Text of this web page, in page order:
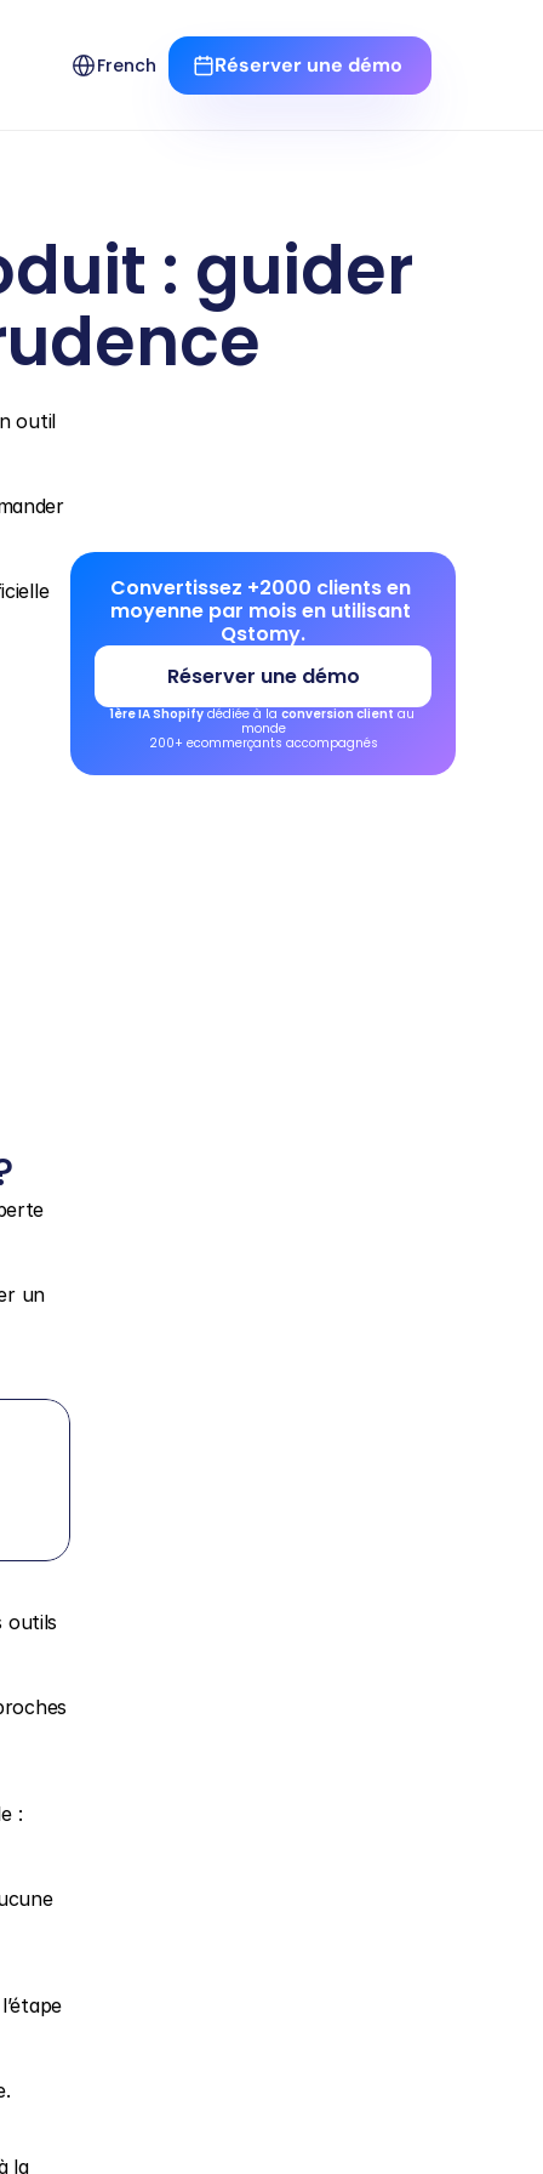
Select Language
French Réserver une démo
: guider
outil
un
outils
:
la
Convertissez +2000 clients en
moyenne par mois en utilisant
Qstomy.
Réserver une démo
1ère IA Shopify dédiée à la conversion client au
monde
200+ ecommerçants accompagnés